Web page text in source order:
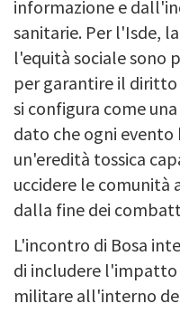
informazione e
sanitarie. Per l'Isde,
l'equità sociale sono
per garantire il
si configura come
dato che ogni
un'eredità tossica
uccidere le comunità
dalla fine dei
L'incontro di Bosa
di includere
militare all'interno